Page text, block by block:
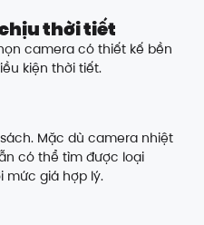
thời tiết
camera có thiết kế bền
kiện thời tiết.
Mặc dù camera nhiệt
có thể tìm được loại
mức giá hợp lý.